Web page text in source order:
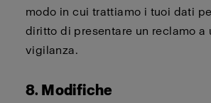
modo in cui trattiamo i tuoi dati
diritto di presentare un reclamo a
vigilanza.
8. Modifiche